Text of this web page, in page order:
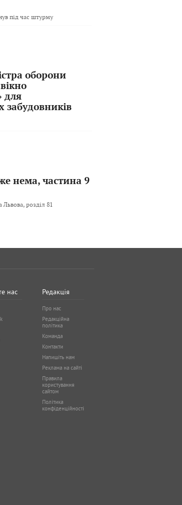
під час штурму
оборони
для
забудовників
нема, частина 9
Львова, розділ 81
нас Редакція
Про нас
Редакційна
політика
Команда
Контакти
Напишіть нам
Реклама на сайті
Правила
користування
сайтом
Політика
конфіденційності